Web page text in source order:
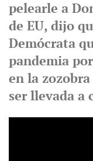
pelearle a
de EU, dijo
Demócrata
pandemia
en la
ser llevada a